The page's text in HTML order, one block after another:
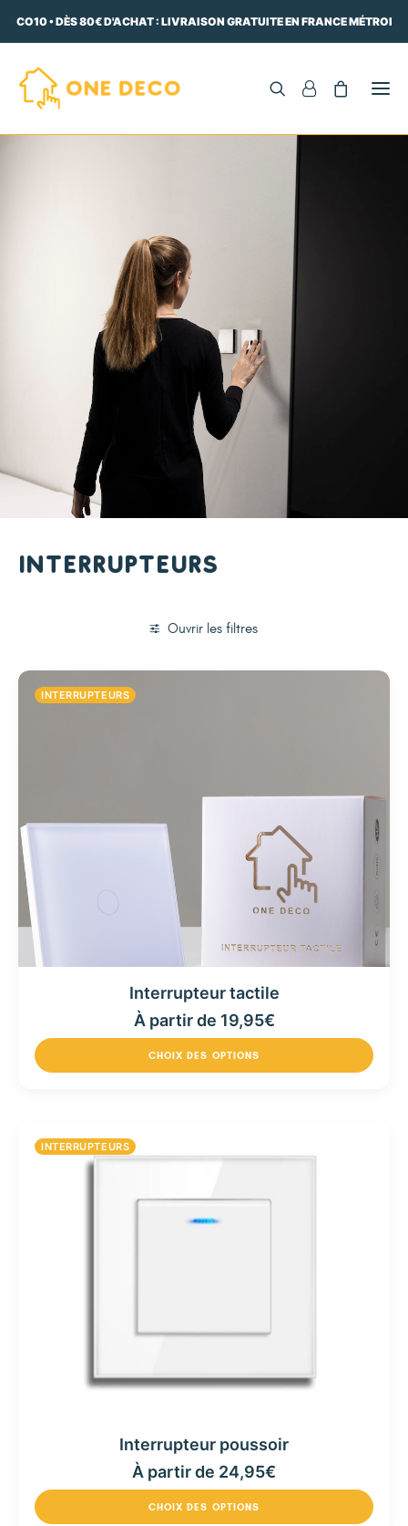
• DÈS 80€ D'ACHAT : LIVRAISON GRATUITE EN FRANCE
Interrupteurs
Ouvrir les filtres
INTERRUPTEURS
Interrupteur tactile
À partir de 19,95€
CHOIX DES OPTIONS
INTERRUPTEURS
Interrupteur poussoir
À partir de 24,95€
CHOIX DES OPTIONS